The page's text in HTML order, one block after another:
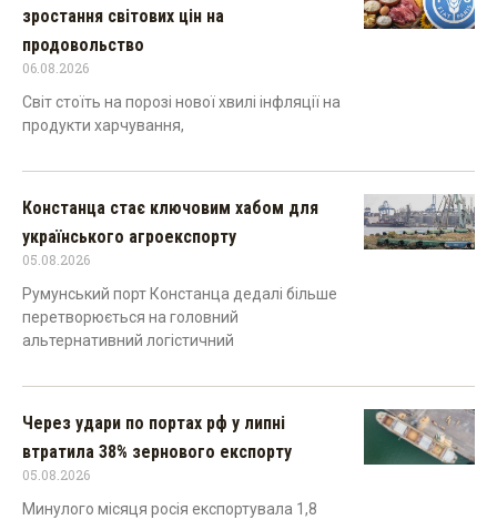
зростання світових цін на
продовольство
06.08.2026
Світ стоїть на порозі нової хвилі інфляції на
продукти харчування,
Констанца стає ключовим хабом для
українського агроекспорту
05.08.2026
Румунський порт Констанца дедалі більше
перетворюється на головний
альтернативний логістичний
Через удари по портах рф у липні
втратила 38% зернового експорту
05.08.2026
Минулого місяця росія експортувала 1,8